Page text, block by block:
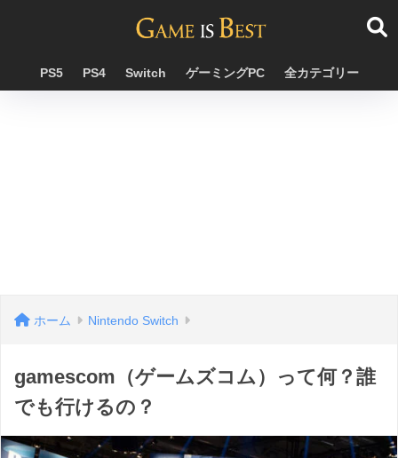
PS5 PS4 Switch ゲーミングPC 全カテゴリー
ホーム Nintendo Switch
gamescom（ゲームズコム）って何？誰
でも行けるの？